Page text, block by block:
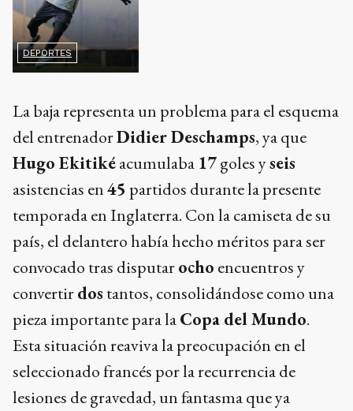
DEPORTES
La baja representa un problema para el esquema
del entrenadorDidier Deschamps, ya que
Hugo Ekitikéacumulaba 17goles yseis
asistencias en45 partidos durante la presente
temporada en Inglaterra. Con la camiseta de su
país, el delantero había hecho méritos para ser
convocado tras disputarocho encuentros y
convertirdos tantos, consolidándose como una
pieza importante para laCopa del Mundo.
Esta situación reaviva la preocupación en el
seleccionado francés por la recurrencia de
lesiones de gravedad, un fantasma que ya